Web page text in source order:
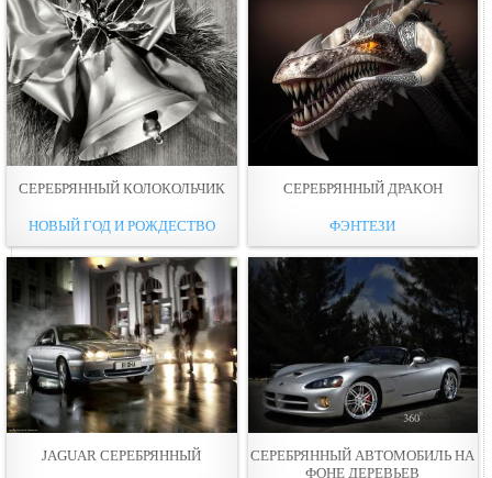
СЕРЕБРЯННЫЙ КОЛОКОЛЬЧИК
НОВЫЙ ГОД И РОЖДЕСТВО
СЕРЕБРЯННЫЙ ДРАКОН
ФЭНТЕЗИ
JAGUAR СЕРЕБРЯННЫЙ
СЕРЕБРЯННЫЙ АВТОМОБИЛЬ НА
ФОНЕ ДЕРЕВЬЕВ